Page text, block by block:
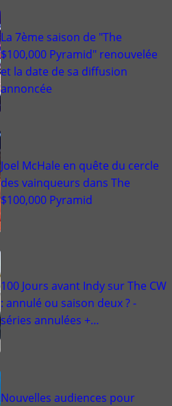
La 7ème saison de "The
$100,000 Pyramid" renouvelée
et la date de sa diffusion
annoncée
Joel McHale en quête du cercle
des vainqueurs dans The
$100,000 Pyramid
100 Jours avant Indy sur The CW
: annulé ou saison deux ? -
séries annulées +…
Nouvelles audiences pour